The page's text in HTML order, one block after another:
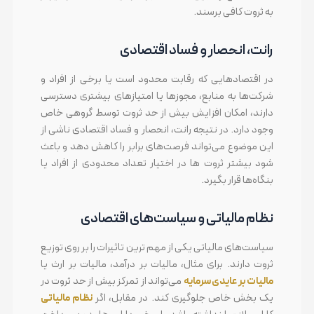
به ثروت کافی برسند.
رانت، انحصار و فساد اقتصادی
در اقتصادهایی که رقابت محدود است یا برخی از افراد و
شرکت‌ها به منابع، مجوزها یا امتیازهای بیشتری دسترسی
دارند، امکان افزایش بیش از حد ثروت توسط گروهی خاص
وجود دارد. در نتیجه رانت، انحصار و فساد اقتصادی ناشی از
این موضوع می‌تواند فرصت‌های برابر را کاهش دهد و باعث
شود بیشتر ثروت ها در اختیار تعداد محدودی از افراد یا
بنگاه‌ها قرار بگیرد.
نظام مالیاتی و سیاست‌های اقتصادی
سیاست‌های مالیاتی یکی از مهم ترین تاثیرات را بر روی توزیع
ثروت دارند. برای مثال، مالیات بر درآمد، مالیات بر ارث یا
مالیات بر عایدی سرمایه می‌تواند از تمرکز بیش از حد ثروت در
یک بخش خاص جلوگیری کند. در مقابل، اگر نظام مالیاتی